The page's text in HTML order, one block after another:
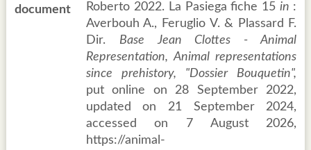
document
Roberto 2022. La Pasiega fiche 15in :
Averbouh A., Feruglio V. & Plassard F.
Dir. Base Jean Clottes - Animal
Representation, Animal representations
since prehistory, "Dossier Bouquetin",
put online on 28 September 2022,
updated on 21 September 2024,
accessed on 7 August 2026,
https://animal-